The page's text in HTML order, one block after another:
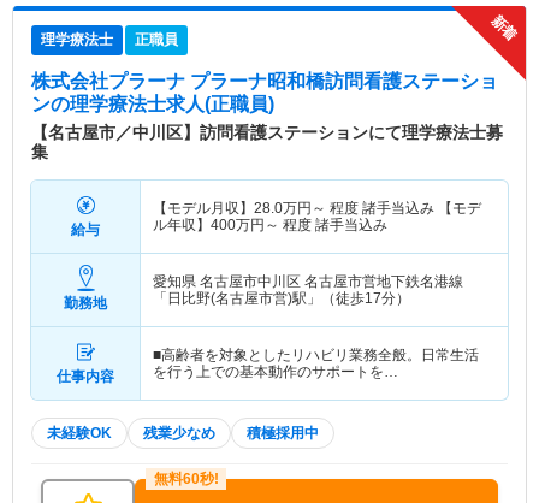
理学療法士 正職員
株式会社プラーナ プラーナ昭和橋訪問看護ステーショ
ンの理学療法士求人(正職員)
【名古屋市／中川区】訪問看護ステーションにて理学療法士募
集
給与
【モデル月収】 28.0万円～ 程度 諸手当込み 【モデ
ル年収】 400万円～ 程度 諸手当込み
勤務地
愛知県 名古屋市中川区 名古屋市営地下鉄名港線
「日比野(名古屋市営)駅」（徒歩17分）
仕事内容
■高齢者を対象としたリハビリ業務全般。日常生活
を行う上での基本動作のサポートを…
未経験OK 残業少なめ 積極採用中